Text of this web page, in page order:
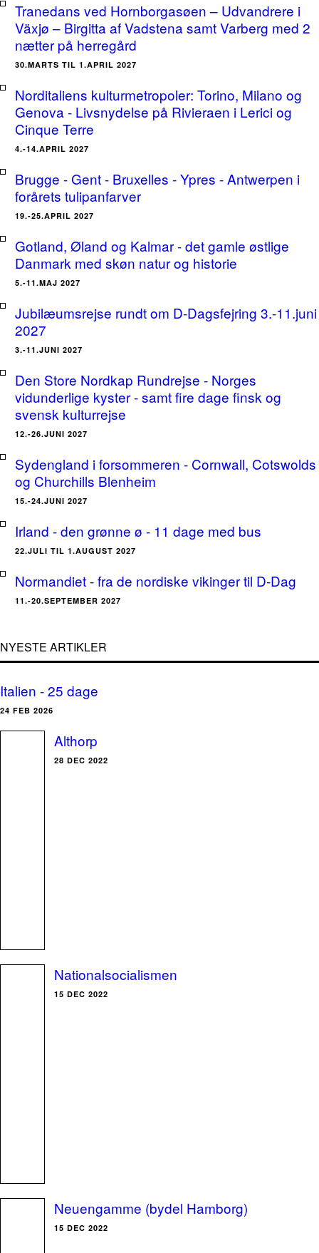
Tranedans ved Hornborgasøen – Udvandrere i
Växjø – Birgitta af Vadstena samt Varberg med 2
nætter på herregård
30.MARTS TIL 1.APRIL 2027
Norditaliens kulturmetropoler: Torino, Milano og
Genova - Livsnydelse på Rivieraen i Lerici og
Cinque Terre
4.-14.APRIL 2027
Brugge - Gent - Bruxelles - Ypres - Antwerpen i
forårets tulipanfarver
19.-25.APRIL 2027
Gotland, Øland og Kalmar - det gamle østlige
Danmark med skøn natur og historie
5.-11.MAJ 2027
Jubilæumsrejse rundt om D-Dagsfejring 3.-11.juni
2027
3.-11.JUNI 2027
Den Store Nordkap Rundrejse - Norges
vidunderlige kyster - samt fire dage finsk og
svensk kulturrejse
12.-26.JUNI 2027
Sydengland i forsommeren - Cornwall, Cotswolds
og Churchills Blenheim
15.-24.JUNI 2027
Irland - den grønne ø - 11 dage med bus
22.JULI TIL 1.AUGUST 2027
Normandiet - fra de nordiske vikinger til D-Dag
11.-20.SEPTEMBER 2027
NYESTE ARTIKLER
Italien - 25 dage
24 FEB 2026
Althorp
28 DEC 2022
Nationalsocialismen
15 DEC 2022
Neuengamme (bydel Hamborg)
15 DEC 2022